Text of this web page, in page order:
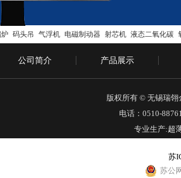
码头吊 气浮机 电磁制动器 射芯机 液态二氧化碳
公司简介 产品展示
版权所有 © 无锡瑞
电话：0510-
专业生产:超
苏
苏公